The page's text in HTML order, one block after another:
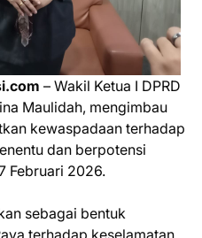
– Wakil Ketua I DPRD
Maulidah, mengimbau
kewaspadaan terhadap
dan berpotensi
Februari 2026.
sebagai bentuk
terhadap keselamatan